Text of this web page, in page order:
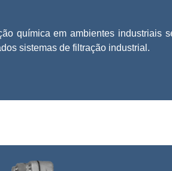
química em ambientes industriais
sistemas de filtração industrial.